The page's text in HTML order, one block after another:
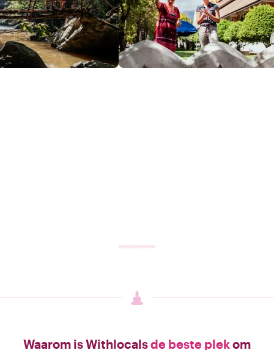
Waarom is Withlocalsde beste plekom